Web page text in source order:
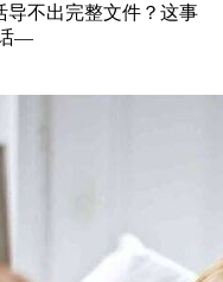
导不出完整文件？这事
—